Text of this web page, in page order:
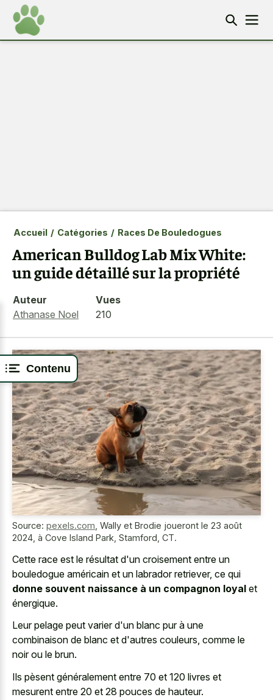
Contenu
Accueil / Catégories / Races De Bouledogues
American Bulldog Lab Mix White:
un guide détaillé sur la propriété
Auteur
Athanase Noel
Vues
210
Source: pexels.com Wally et Brodie joueront le 23 août
2024, à Cove Island Park, Stamford, CT.
Cette race est le résultat d'un croisement entre un
bouledogue américain et un labrador retriever, ce qui
donne souvent naissance à un compagnon loyal et
énergique.
Leur pelage peut varier d'un blanc pur à une
combinaison de blanc et d'autres couleurs, comme le
noir ou le brun.
Ils pèsent généralement entre 70 et 120 livres et
mesurent entre 20 et 28 pouces de hauteur.